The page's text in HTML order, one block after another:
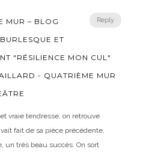
Reply
MUR – BLOG
ET
"RÉSILIENCE MON CUL"
- QUATRIÈME MUR
vraie tendresse, on retrouve
fait de sa pièce précédente,
un très beau succès. On sort